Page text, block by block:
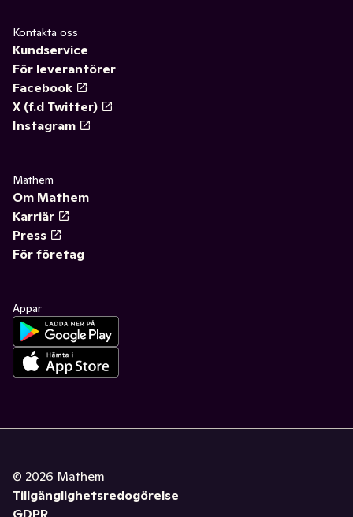
Kontakta oss
Kundservice
För leverantörer
Facebook
X (f.d Twitter)
Instagram
Mathem
Om Mathem
Karriär
Press
För företag
Appar
© 2026 Mathem
Tillgänglighetsredogörelse